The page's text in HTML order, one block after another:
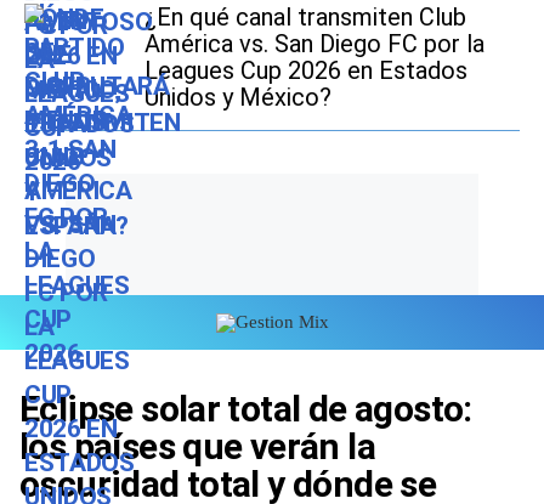
¿En qué canal transmiten Club
América vs. San Diego FC por la
Leagues Cup 2026 en Estados
Unidos y México?